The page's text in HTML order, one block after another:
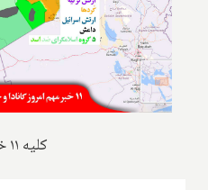
کلیه ۱۱ خبر مهم امروز کانادا و جهان